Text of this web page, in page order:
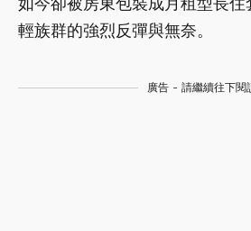
輕族群的強烈反彈與無奈。
廣告 - 請繼續往下閱